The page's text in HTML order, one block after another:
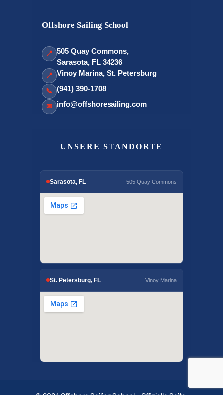
Offshore Sailing School
📍 505 Quay Commons,
Sarasota, FL 34236
📍 Vinoy Marina, St. Petersburg
📞 (941) 390-1708
✉ info@offshoresailing.com
UNSERE STANDORTE
Sarasota, FL 505 Quay Commons
St. Petersburg, FL Vinoy Marina
© 2026 Offshore Sailing School - Offizielle Seite.